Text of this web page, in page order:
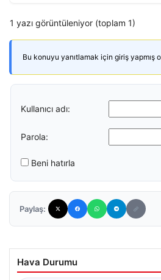
1 yazı görüntüleniyor (toplam 1)
Bu konuyu yanıtlamak için giriş yapmış
Kullanıcı adı:
Parola:
Beni hatırla
Paylaş:
Hava Durumu